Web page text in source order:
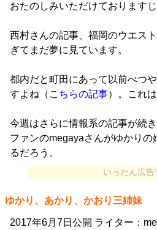
おたのしみいただけておりますじ
西村さんの記事、福岡のウエス
ぎてまだ夢に見ています。
都内だと町田にあって以前べつ
すよね（ こちらの記事）。これ
今週はさらに情報系の記事が続
ファンのmegayaさんがゆかり
るだろう。
いったん広告
ゆかり、あかり、かおり三姉妹
2017年6月7日公開 ライター：